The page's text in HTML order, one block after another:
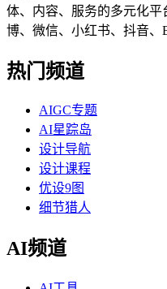
体、内容、服务的多元化
博、微信、小红书、抖音、
热门频道
AIGC专题
AI星踪岛
设计导航
设计课程
优设9图
细节猎人
AI频道